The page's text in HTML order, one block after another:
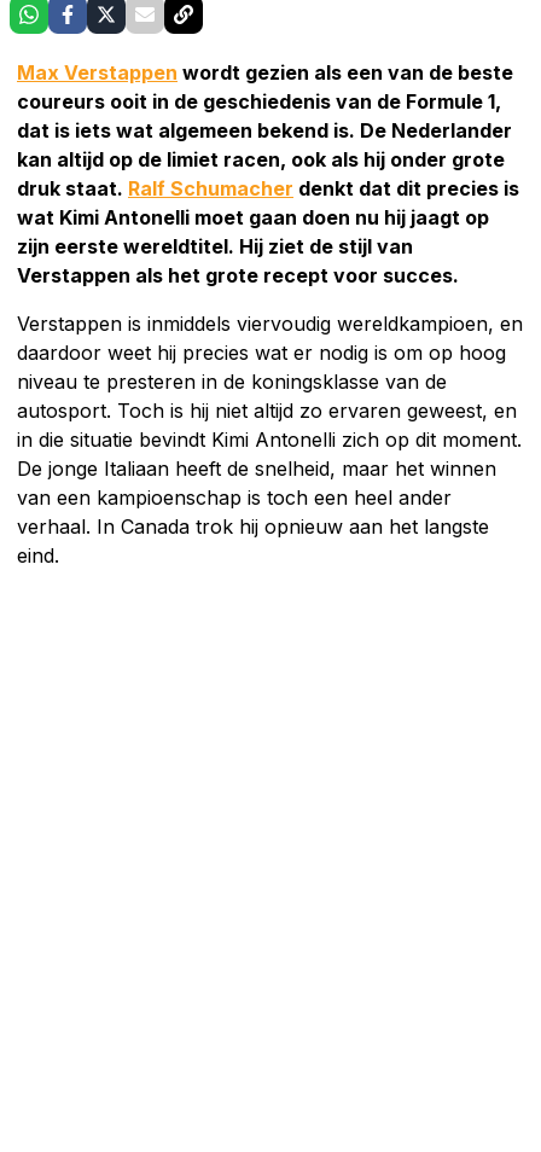
Max Verstappen wordt gezien als een van de beste
coureurs ooit in de geschiedenis van de Formule 1,
dat is iets wat algemeen bekend is. De Nederlander
kan altijd op de limiet racen, ook als hij onder grote
druk staat. Ralf Schumacher denkt dat dit precies is
wat Kimi Antonelli moet gaan doen nu hij jaagt op
zijn eerste wereldtitel. Hij ziet de stijl van
Verstappen als het grote recept voor succes.
Verstappen is inmiddels viervoudig wereldkampioen, en
daardoor weet hij precies wat er nodig is om op hoog
niveau te presteren in de koningsklasse van de
autosport. Toch is hij niet altijd zo ervaren geweest, en
in die situatie bevindt Kimi Antonelli zich op dit moment.
De jonge Italiaan heeft de snelheid, maar het winnen
van een kampioenschap is toch een heel ander
verhaal. In Canada trok hij opnieuw aan het langste
eind.